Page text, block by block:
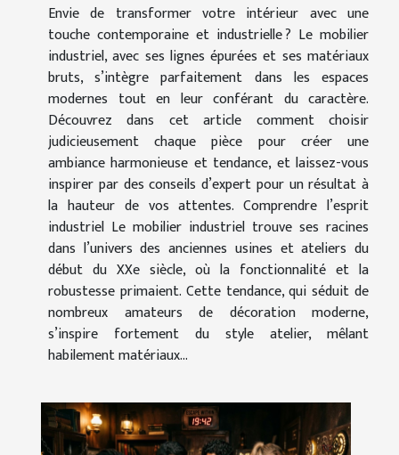
Envie de transformer votre intérieur avec une
touche contemporaine et industrielle ? Le mobilier
industriel, avec ses lignes épurées et ses matériaux
bruts, s’intègre parfaitement dans les espaces
modernes tout en leur conférant du caractère.
Découvrez dans cet article comment choisir
judicieusement chaque pièce pour créer une
ambiance harmonieuse et tendance, et laissez-vous
inspirer par des conseils d’expert pour un résultat à
la hauteur de vos attentes. Comprendre l’esprit
industriel Le mobilier industriel trouve ses racines
dans l’univers des anciennes usines et ateliers du
début du XXe siècle, où la fonctionnalité et la
robustesse primaient. Cette tendance, qui séduit de
nombreux amateurs de décoration moderne,
s’inspire fortement du style atelier, mêlant
habilement matériaux...